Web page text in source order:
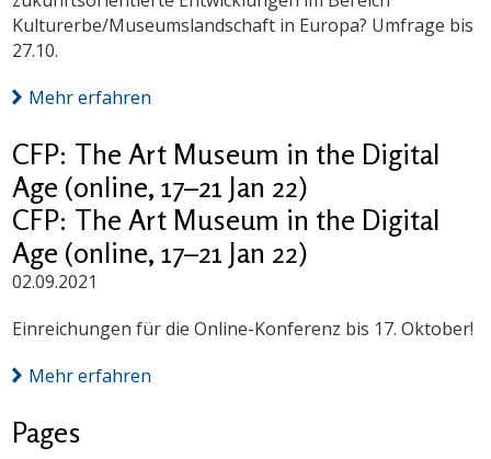
Kulturerbe/Museumslandschaft in Europa? Umfrage bis
27.10.
Mehr erfahren
CFP: The Art Museum in the Digital
Age (online, 17–21 Jan 22)
CFP: The Art Museum in the Digital
Age (online, 17–21 Jan 22)
02.09.2021
Einreichungen für die Online-Konferenz bis 17. Oktober!
Mehr erfahren
Pages